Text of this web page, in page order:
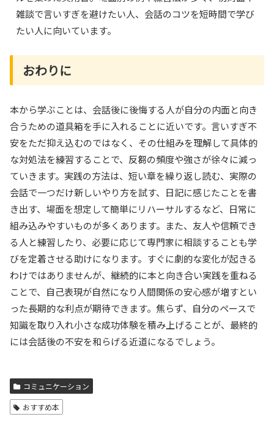
雑談で言いすぎを避けたい人、会話のコツを短時間で学び
たい人に向いています。
おわりに
本から学ぶことは、会話後に後悔する人が自分の内面と向き
合うための道具箱を手に入れることに近いです。言いすぎ不
安をただ抑え込むのではなく、その仕組みを理解して具体的
な対処法を練習することで、反芻の頻度や強さが徐々に減っ
ていきます。実践の方法は、短い章を繰り返し読む、実際の
会話で一つだけ新しいやり方を試す、日記に感じたことを書
き出す、場面を想定して簡単にリハーサルするなど、日常に
組み込みやすいものが多くあります。また、友人や信頼でき
る人と練習したり、必要に応じて専門家に相談することも学
びを定着させる助けになります。すぐに劇的な変化が起きる
わけではありませんが、継続的に本と向き合い実践を重ねる
ことで、自己表現が自然になり人間関係の安心感が増すとい
った長期的な利点が期待できます。焦らず、自分のペースで
知識を取り入れ小さな成功体験を積み上げることが、最終的
には会話後の不安を和らげる近道になるでしょう。
コミュニケーション
おすすめ本